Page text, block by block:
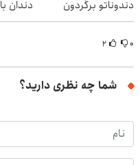
دندوناتو برگردون
(40%off)
دندان با40%تخفیف)
۰ ۲
شما چه نظری دارید؟